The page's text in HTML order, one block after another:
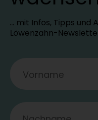
… mit Infos, Tipps und
Löwenzahn-